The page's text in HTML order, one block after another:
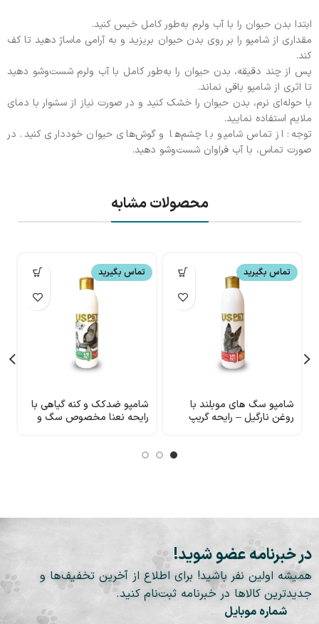
ابتدا بدن حیوان را با آب ولرم به‌طور کامل خیس کنید.
مقداری از شامپو را بر روی بدن حیوان بریزید و به آرامی ماساژ دهید تا کف
کند.
پس از چند دقیقه، بدن حیوان را به‌طور کامل با آب ولرم شست‌وشو دهید
تا اثری از شامپو باقی نماند.
با حوله‌ای نرم، بدن حیوان را خشک کنید و در صورت نیاز از سشوار با دمای
ملایم استفاده نمایید.
توجه: از تماس شامپو با چشم‌ها و گوش‌های حیوان خودداری کنید. در
صورت تماس، با آب فراوان شست‌وشو دهید.
محصولات مشابه
تماس بگیرید
شامپو سگ های موبلند با
روغن نارگیل – رایحه گریپ
تماس بگیرید
شامپو ضدکک و کنه گیاهی با
رایحه نعنا مخصوص سگ و
در خبرنامه عضو شوید!
همیشه اولین نفر باشید! برای اطلاع از آخرین تخفیف‌ها و
جدیدترین کالاها در خبرنامه ثبت‌نام کنید.
شماره موبایل